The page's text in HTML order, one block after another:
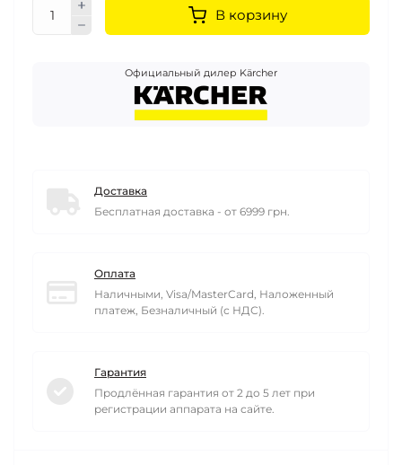
В корзину
Официальный дилер Kärcher
Доставка
Бесплатная доставка - от 6999 грн.
Оплата
Наличными, Visa/MasterCard, Наложенный
платеж, Безналичный (с НДС).
Гарантия
Продлённая гарантия от 2 до 5 лет при
регистрации аппарата на сайте.